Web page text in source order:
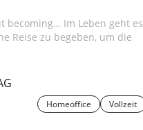
becoming… Im Leben geht es
Reise zu begeben, um die
Homeoffice Vollzeit